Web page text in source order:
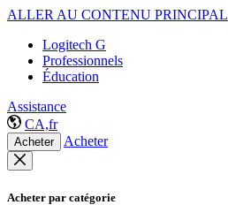
ALLER AU CONTENU PRINCIPAL
Logitech G
Professionnels
Éducation
Assistance
CA,fr
Acheter Acheter
Acheter par catégorie